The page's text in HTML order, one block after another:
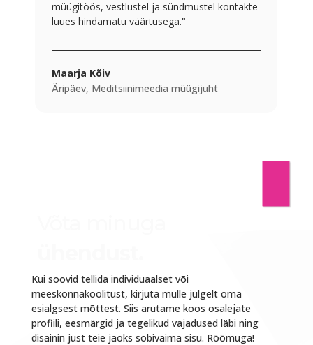
müügitöös, vestlustel ja sündmustel kontakte
luues hindamatu väärtusega."
Maarja Kõiv
Äripäev, Meditsiinimeedia müügijuht
Kui soovid tellida individuaalset või
meeskonnakoolitust, kirjuta mulle julgelt oma
esialgsest mõttest. Siis arutame koos osalejate
profiili, eesmärgid ja tegelikud vajadused läbi ning
disainin just teie jaoks sobivaima sisu. Rõõmuga!